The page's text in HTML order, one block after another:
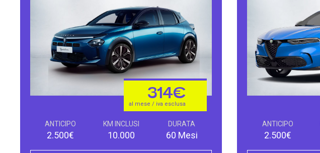
314€
al mese / iva esclusa
ANTICIPO
2.500€
KM INCLUSI
10.000
DURATA
60 Mesi
ANTICIPO
2.500€